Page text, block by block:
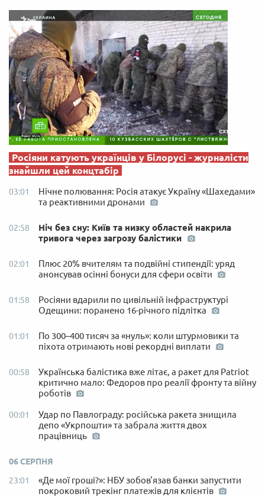
Росіяни катують українців у Білорусі - журналісти
знайшли цей концтабір
03:01
Нічне полювання: Росія атакує Україну «Шахедами»
та реактивними дронами
02:58
Ніч без сну: Київ та низку областей накрила
тривога через загрозу балістики
02:01
Плюс 20% вчителям та подвійні стипендії: уряд
анонсував осінні бонуси для сфери освіти
01:58
Росіяни вдарили по цивільній інфраструктурі
Одещини: поранено 16-річного підлітка
01:01
По 300–400 тисяч за «нуль»: коли штурмовики та
піхота отримають нові рекордні виплати
00:58
Українська балістика вже літає, а ракет для Patriot
критично мало: Федоров про реалії фронту та війну
роботів
00:01
Удар по Павлограду: російська ракета знищила
депо «Укрпошти» та забрала життя двох
працівниць
06 СЕРПНЯ
23:01
«Де мої гроші?»: НБУ зобов'язав банки запустити
покроковий трекінг платежів для клієнтів